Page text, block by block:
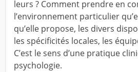
leurs ? Comment prendre en
l’environnement particulier
qu’elle propose, les divers
les spécificités locales, les
C’est le sens d’une pratique
psychologie.